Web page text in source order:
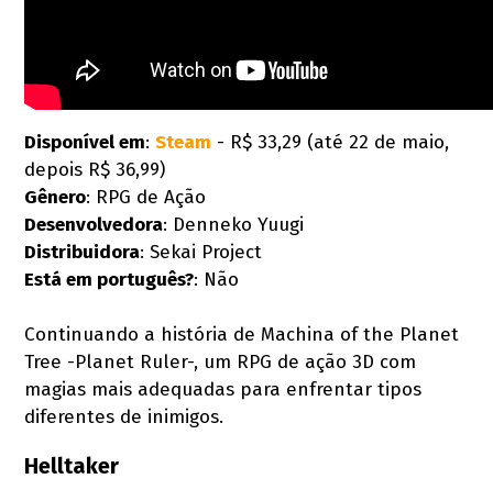
Disponível em:Steam - R$ 33,29 (até 22 de maio,
depois R$ 36,99)
Gênero: RPG de Ação
Desenvolvedora: Denneko Yuugi
Distribuidora: Sekai Project
Está em português?: Não
Continuando a história de Machina of the Planet
Tree -Planet Ruler-, um RPG de ação 3D com
magias mais adequadas para enfrentar tipos
diferentes de inimigos.
Helltaker